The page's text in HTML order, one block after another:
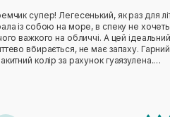
супер! Легесенький, як раз для
із собою на море, в спеку не
важкого на обличчі. А цей
вбирається, не має запаху. Гарний
колір за рахунок гуаязулена.